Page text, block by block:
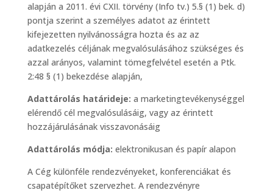
alapján a 2011. évi CXII. törvény (Info tv.) 5.§ (1) bek. d)
pontja szerint a személyes adatot az érintett
kifejezetten nyilvánosságra hozta és az az
adatkezelés céljának megvalósulásához szükséges és
azzal arányos, valamint tömegfelvétel esetén a Ptk.
2:48 § (1) bekezdése alapján,
Adattárolás határideje: a marketingtevékenységgel
elérendő cél megvalósulásáig, vagy az érintett
hozzájárulásának visszavonásáig
Adattárolás módja: elektronikusan és papír alapon
A Cég különféle rendezvényeket, konferenciákat és
csapatépítőket szervezhet. A rendezvényre